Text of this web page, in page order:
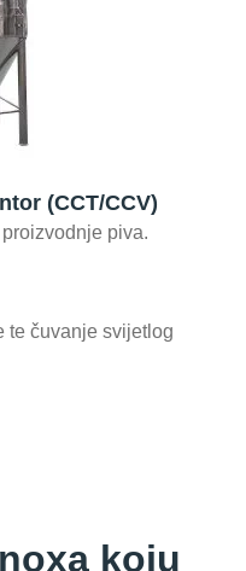
(CCT/CCV)
piva.
te čuvanje svijetlog
koju